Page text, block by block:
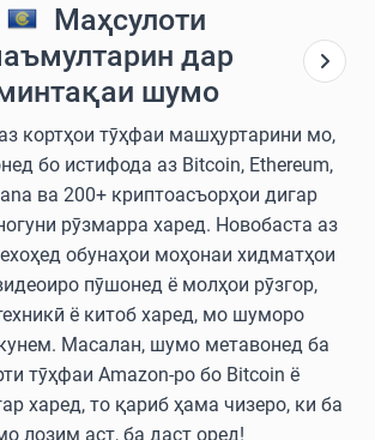
Маҳсулоти
дар
шумо
кортҳои тӯҳфаи машҳуртарини мо,
бо истифода аз Bitcoin, Ethereum,
ва 200+ криптоасъорҳои дигар
рӯзмарра харед. Новобаста аз
обунаҳои моҳонаи хидматҳои
пӯшонед ё молҳои рӯзгор,
ё китоб харед, мо шуморо
Масалан, шумо метавонед ба
тӯҳфаи Amazon-ро бо Bitcoin ё
харед, то қариб ҳама чизеро, ки ба
лозим аст, ба даст оред!